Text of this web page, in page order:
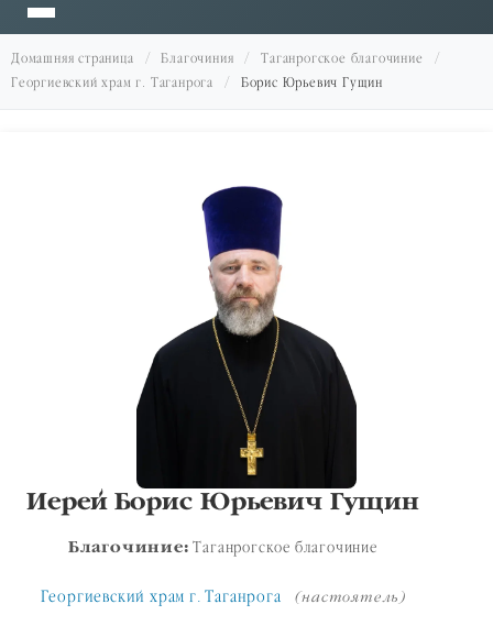
Домашняя страница Благочиния
Таганрогское благочиние
Георгиевский храм г. Таганрога
Борис Юрьевич Гущин
Иерей Борис Юрьевич Гущин
Благочиние:Таганрогское благочиние
Георгиевский храм г. Таганрога
(настоятель)